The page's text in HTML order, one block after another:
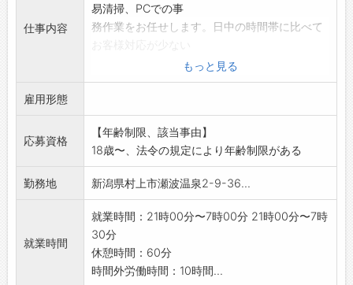
仕事内容
易清掃、PCでの事
務作業をお任せします。日中の時間帯に比べて
ため、接客経験がない方でも先輩のフォローの
もと安心して始めら
・従事すべき業務の変更の範囲
業務上の必要により配置転換、
会社の指示する職務内容への変更を命じること
があります。
もっと見る
雇用形態
応募資格
【年齢制限、該当事由】
18歳〜、法令の規定により年齢制限がある
勤務地 新潟県村上市瀬波温泉2-9-36...
就業時間
就業時間：21時00分〜7時00分 21時00分〜7時
30分
休憩時間：60分
時間外労働時間：10時間...